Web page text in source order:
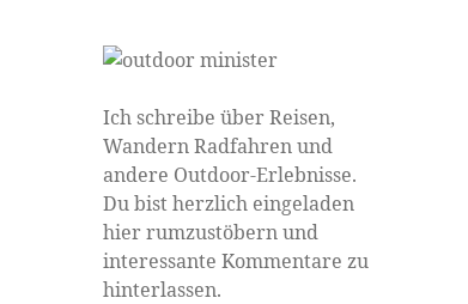
Ich schreibe über Reisen,
Wandern Radfahren und
andere Outdoor-Erlebnisse.
Du bist herzlich eingeladen
hier rumzustöbern und
interessante Kommentare zu
hinterlassen.